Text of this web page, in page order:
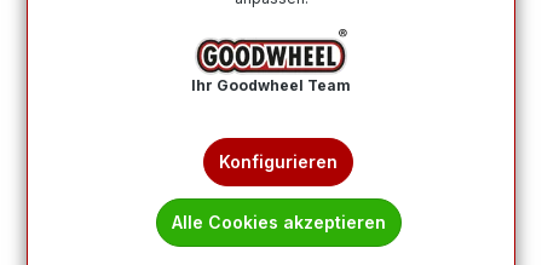
Wie finde ich meine Reifengröße?
Keine Produkte gefunden.
Ihr Goodwheel Team
Konfigurieren
Alle Cookies akzeptieren